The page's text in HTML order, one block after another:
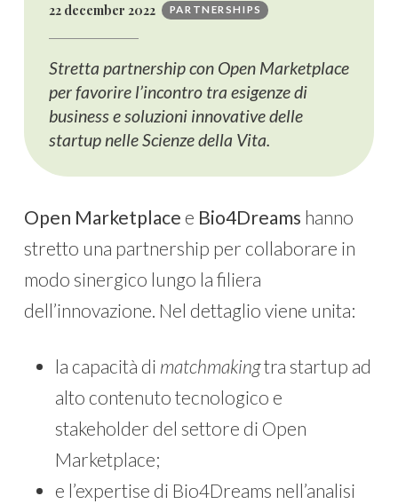
22 december 2022 PARTNERSHIPS
Stretta partnership con Open Marketplace
per favorire l’incontro tra esigenze di
business e soluzioni innovative delle
startup nelle Scienze della Vita.
Open Marketplace e Bio4Dreams hanno
stretto una partnership per collaborare in
modo sinergico lungo la filiera
dell’innovazione. Nel dettaglio viene unita:
la capacità di matchmakingtra startup ad
alto contenuto tecnologico e
stakeholder del settore di Open
Marketplace;
e l’expertise di Bio4Dreams nell’analisi